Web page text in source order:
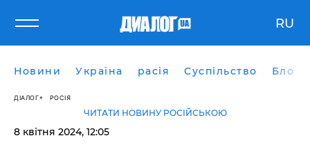
RU
Новини Україна расія Суспільство Блоги
ДІАЛОГ РОСІЯ
ЧИТАТИ НОВИНУ РОСІЙСЬКОЮ
8 квітня 2024, 12:05